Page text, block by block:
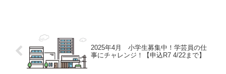
2025年4月 小学生募集中！学芸員の仕
事にチャレンジ！【申込R7 4/22まで】